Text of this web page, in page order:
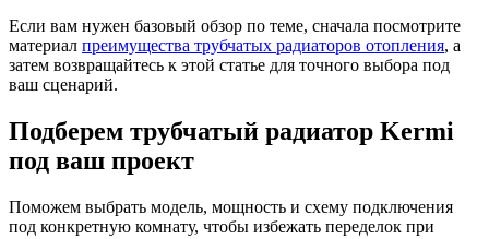
Если вам нужен базовый обзор по теме, сначала посмотрите
материал преимущества трубчатых радиаторов отопления, а
затем возвращайтесь к этой статье для точного выбора под
ваш сценарий.
Подберем трубчатый радиатор Kermi
под ваш проект
Поможем выбрать модель, мощность и схему подключения
под конкретную комнату, чтобы избежать переделок при